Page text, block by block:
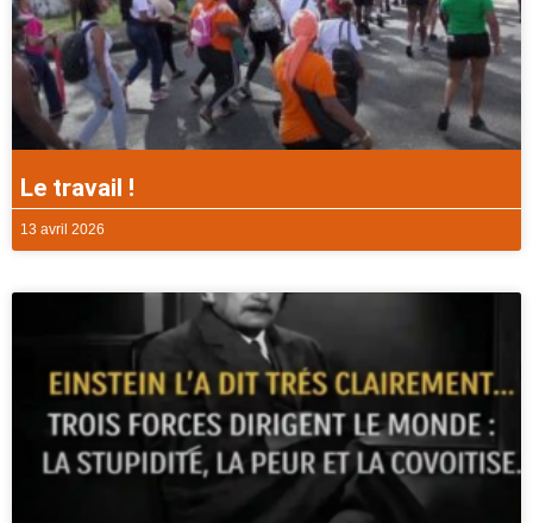
Le travail !
13 avril 2026